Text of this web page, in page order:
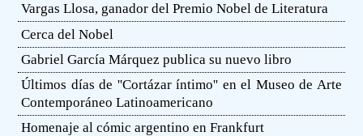
Vargas Llosa, ganador del Premio Nobel de Literatura
Cerca del Nobel
Gabriel García Márquez publica su nuevo libro
Últimos días de ''Cortázar íntimo'' en el Museo de Arte
Contemporáneo Latinoamericano
Homenaje al cómic argentino en Frankfurt